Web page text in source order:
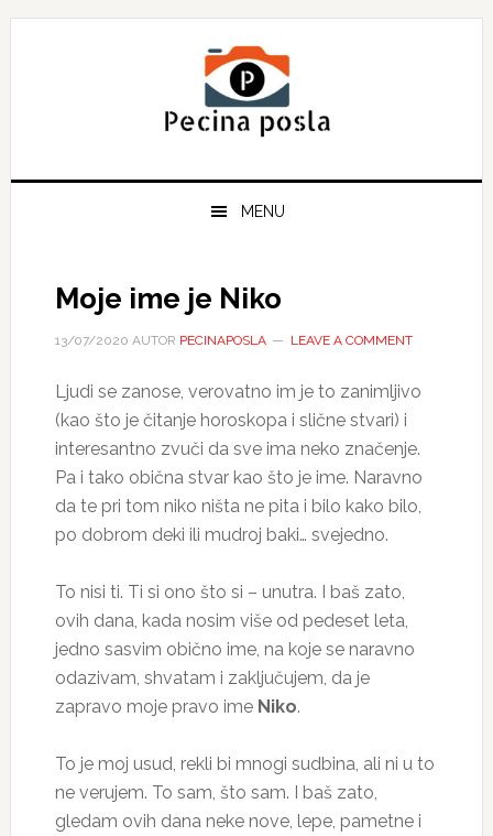
Skip
Skip
Skip
MENU
Moje ime je Niko
13/07/2020 AUTOR PECINAPOSLA LEAVE A COMMENT
Ljudi se zanose, verovatno im je to zanimljivo
(kao što je čitanje horoskopa i slične stvari) i
interesantno zvuči da sve ima neko značenje.
Pa i tako obična stvar kao što je ime. Naravno
da te pri tom niko ništa ne pita i bilo kako bilo,
po dobrom deki ili mudroj baki… svejedno.
To nisi ti. Ti si ono što si – unutra. I baš zato,
ovih dana, kada nosim više od pedeset leta,
jedno sasvim obično ime, na koje se naravno
odazivam, shvatam i zaključujem, da je
zapravo moje pravo ime Niko.
To je moj usud, rekli bi mnogi sudbina, ali ni u to
ne verujem. To sam, što sam. I baš zato,
gledam ovih dana neke nove, lepe, pametne i